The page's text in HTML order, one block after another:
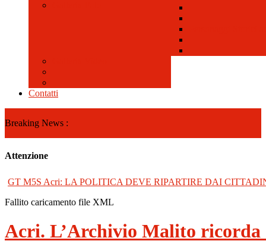
Contatti
Breaking News :
GT M5S Acri: LA POLITICA DEVE RIPARTIRE DAI
Attenzione
Fallito caricamento file XML
Acri. L’Archivio Malito ricorda